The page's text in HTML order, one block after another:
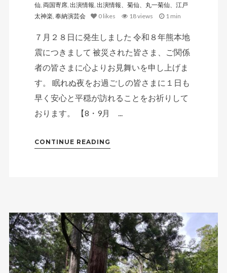
仙 両国寄席, 出演情報 出演情報、菊仙、丸一菊仙、江戸
太神楽 奉納演芸会 0 likes 18 views 1 min
７月２８日に発生しました 令和８年熊本地
震につきまして 被災された皆さま、ご関係
者の皆さまに心よりお見舞いを申し上げま
す。 眠れぬ夜をお過ごしの皆さまに１日も
早く安心と平穏が訪れることをお祈りして
おります。 【8・9月 ...
CONTINUE READING